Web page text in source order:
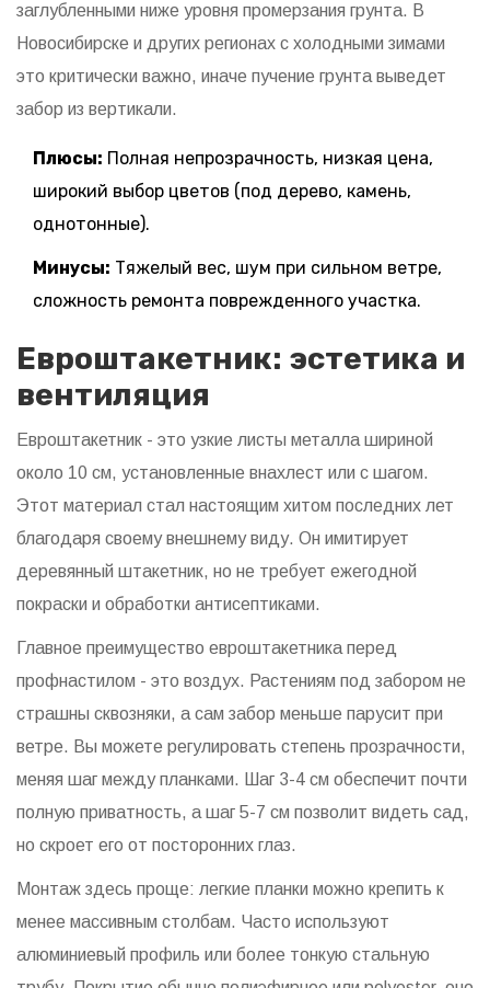
заглубленными ниже уровня промерзания грунта. В
Новосибирске и других регионах с холодными зимами
это критически важно, иначе пучение грунта выведет
забор из вертикали.
Плюсы: Полная непрозрачность, низкая цена,
широкий выбор цветов (под дерево, камень,
однотонные).
Минусы: Тяжелый вес, шум при сильном ветре,
сложность ремонта поврежденного участка.
Евроштакетник: эстетика и
вентиляция
Евроштакетник - это узкие листы металла шириной
около 10 см, установленные внахлест или с шагом.
Этот материал стал настоящим хитом последних лет
благодаря своему внешнему виду. Он имитирует
деревянный штакетник, но не требует ежегодной
покраски и обработки антисептиками.
Главное преимущество евроштакетника перед
профнастилом - это воздух. Растениям под забором не
страшны сквозняки, а сам забор меньше парусит при
ветре. Вы можете регулировать степень прозрачности,
меняя шаг между планками. Шаг 3-4 см обеспечит почти
полную приватность, а шаг 5-7 см позволит видеть сад,
но скроет его от посторонних глаз.
Монтаж здесь проще: легкие планки можно крепить к
менее массивным столбам. Часто используют
алюминиевый профиль или более тонкую стальную